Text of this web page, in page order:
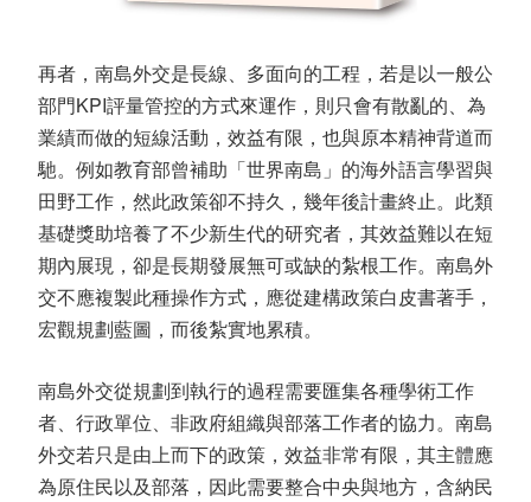
再者，南島外交是長線、多面向的工程，若是以一般公
部門KPI評量管控的方式來運作，則只會有散亂的、為
業績而做的短線活動，效益有限，也與原本精神背道而
馳。例如教育部曾補助「世界南島」的海外語言學習與
田野工作，然此政策卻不持久，幾年後計畫終止。此類
基礎獎助培養了不少新生代的研究者，其效益難以在短
期內展現，卻是長期發展無可或缺的紮根工作。南島外
交不應複製此種操作方式，應從建構政策白皮書著手，
宏觀規劃藍圖，而後紮實地累積。
南島外交從規劃到執行的過程需要匯集各種學術工作
者、行政單位、非政府組織與部落工作者的協力。南島
外交若只是由上而下的政策，效益非常有限，其主體應
為原住民以及部落，因此需要整合中央與地方，含納民